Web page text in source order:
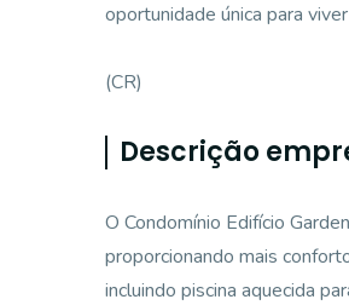
oportunidade única para
(CR)
Descrição
O Condomínio Edifício
proporcionando mais
incluindo piscina aquecida